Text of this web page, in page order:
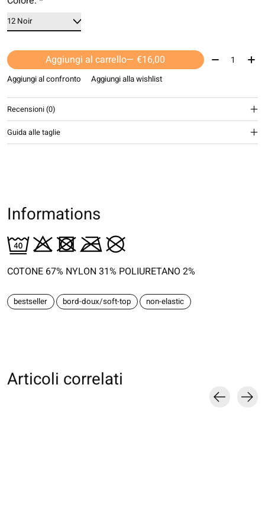
Aggiungi al carrello — €16,00 Quantità:
Aggiungi al confronto Aggiungi alla wishlist
Recensioni (0)
Guida alle taglie
Informations
COTONE 67% NYLON 31% POLIURETANO 2%
bestseller bord-doux/soft-top non-elastic
Articoli correlati